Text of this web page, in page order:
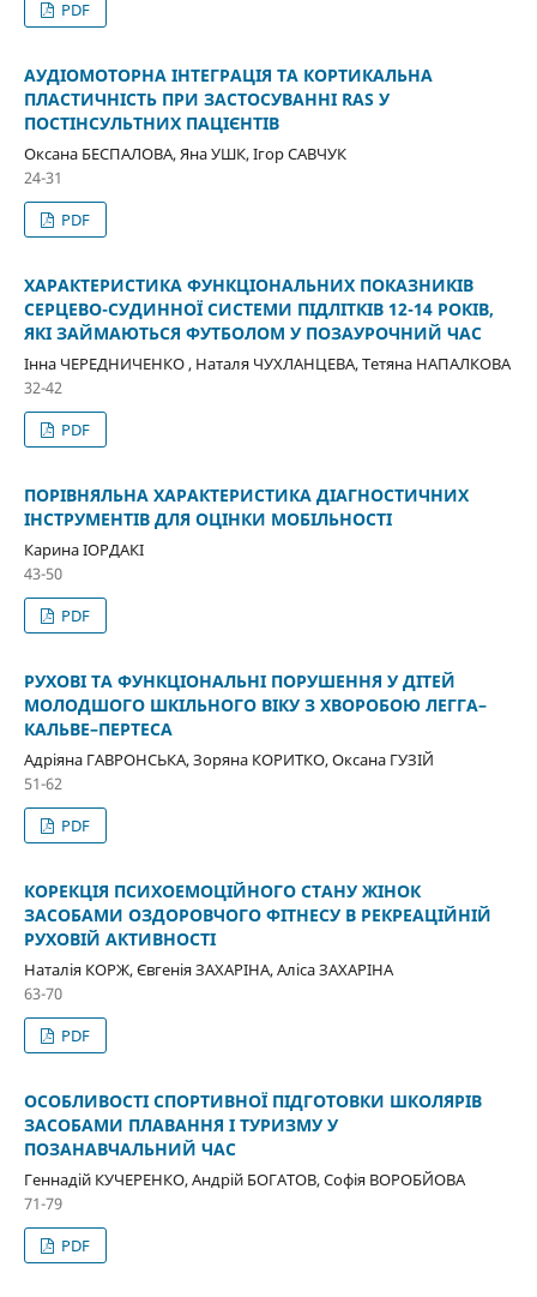
PDF
АУДІОМОТОРНА ІНТЕГРАЦІЯ ТА КОРТИКАЛЬНА
ПЛАСТИЧНІСТЬ ПРИ ЗАСТОСУВАННІ RAS У
ПОСТІНСУЛЬТНИХ ПАЦІЄНТІВ
Оксана БЕСПАЛОВА, Яна УШК, Ігор САВЧУК
24-31
PDF
ХАРАКТЕРИСТИКА ФУНКЦІОНАЛЬНИХ ПОКАЗНИКІВ
СЕРЦЕВО-СУДИННОЇ СИСТЕМИ ПІДЛІТКІВ 12-14 РОКІВ,
ЯКІ ЗАЙМАЮТЬСЯ ФУТБОЛОМ У ПОЗАУРОЧНИЙ ЧАС
Інна ЧЕРЕДНИЧЕНКО , Наталя ЧУХЛАНЦЕВА, Тетяна НАПАЛКОВА
32-42
PDF
ПОРІВНЯЛЬНА ХАРАКТЕРИСТИКА ДІАГНОСТИЧНИХ
ІНСТРУМЕНТІВ ДЛЯ ОЦІНКИ МОБІЛЬНОСТІ
Карина ІОРДАКІ
43-50
PDF
РУХОВІ ТА ФУНКЦІОНАЛЬНІ ПОРУШЕННЯ У ДІТЕЙ
МОЛОДШОГО ШКІЛЬНОГО ВІКУ З ХВОРОБОЮ ЛЕГГА–
КАЛЬВЕ–ПЕРТЕСА
Адріяна ГАВРОНСЬКА, Зоряна КОРИТКО, Оксана ГУЗІЙ
51-62
PDF
КОРЕКЦІЯ ПСИХОЕМОЦІЙНОГО СТАНУ ЖІНОК
ЗАСОБАМИ ОЗДОРОВЧОГО ФІТНЕСУ В РЕКРЕАЦІЙНІЙ
РУХОВІЙ АКТИВНОСТІ
Наталія КОРЖ, Євгенія ЗАХАРІНА, Аліса ЗАХАРІНА
63-70
PDF
ОСОБЛИВОСТІ СПОРТИВНОЇ ПІДГОТОВКИ ШКОЛЯРІВ
ЗАСОБАМИ ПЛАВАННЯ І ТУРИЗМУ У
ПОЗАНАВЧАЛЬНИЙ ЧАС
Геннадій КУЧЕРЕНКО, Андрій БОГАТОВ, Софія ВОРОБЙОВА
71-79
PDF